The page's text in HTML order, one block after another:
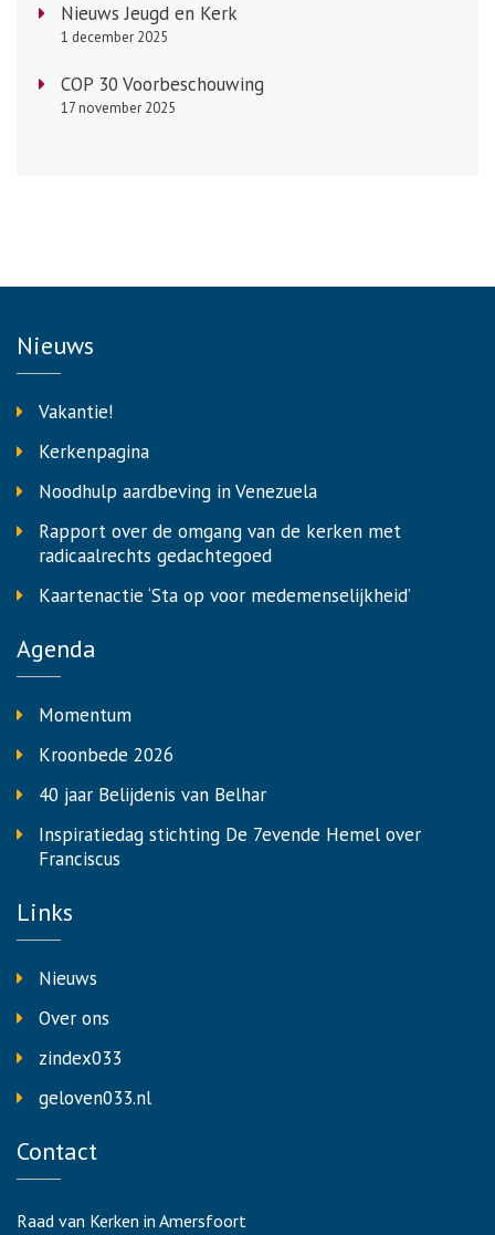
Nieuws Jeugd en Kerk
1 december 2025
COP 30 Voorbeschouwing
17 november 2025
Nieuws
Vakantie!
Kerkenpagina
Noodhulp aardbeving in Venezuela
Rapport over de omgang van de kerken met
radicaalrechts gedachtegoed
Kaartenactie ‘Sta op voor medemenselijkheid’
Agenda
Momentum
Kroonbede 2026
40 jaar Belijdenis van Belhar
Inspiratiedag stichting De 7evende Hemel over
Franciscus
Links
Nieuws
Over ons
zindex033
geloven033.nl
Contact
Raad van Kerken in Amersfoort